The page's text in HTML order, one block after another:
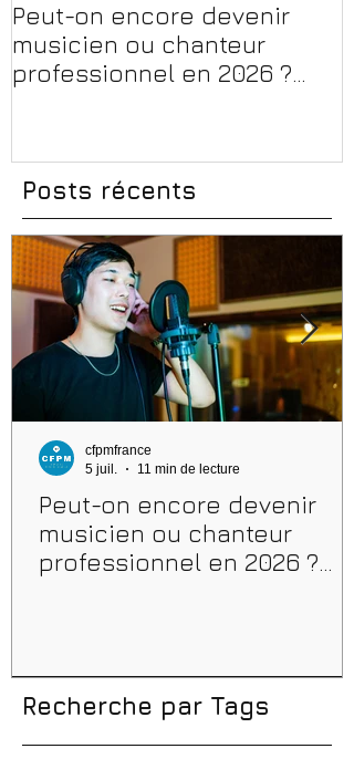
Peut-on encore devenir
musicien ou chanteur
professionnel en 2026 ?
Posts récents
Peut-on encore devenir
musicien ou chanteur
professionnel en 2026 ?
cfpmfrance
5 juil.
11 min de lecture
Recherche par Tags